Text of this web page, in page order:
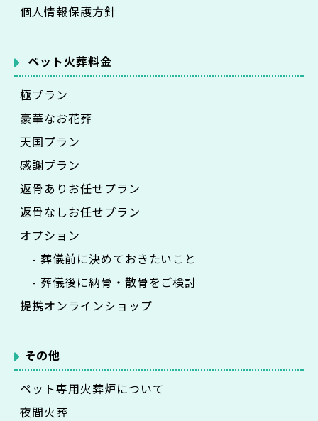
個人情報保護方針
ペット火葬料金
極プラン
豪華なお花葬
天国プラン
感謝プラン
返骨ありお任せプラン
返骨なしお任せプラン
オプション
- 葬儀前に決めておきたいこと
- 葬儀後に納骨・散骨をご検討
提携オンラインショップ
その他
ペット専用火葬炉について
夜間火葬